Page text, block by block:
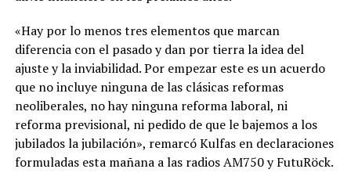
«Hay por lo menos tres elementos que marcan
diferencia con el pasado y dan por tierra la idea del
ajuste y la inviabilidad. Por empezar este es un acuerdo
que no incluye ninguna de las clásicas reformas
neoliberales, no hay ninguna reforma laboral, ni
reforma previsional, ni pedido de que le bajemos a los
jubilados la jubilación», remarcó Kulfas en declaraciones
formuladas esta mañana a las radios AM750 y FutuRöck.